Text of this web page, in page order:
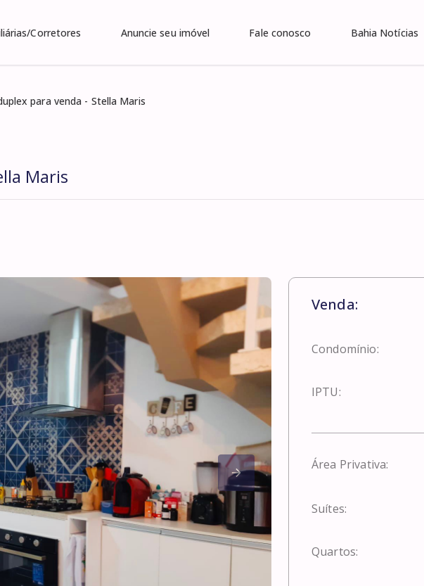
Corretores Anuncie seu imóvel Fale conosco Bahia Notícias
para venda - Stella Maris
Maris
Venda:
Condomínio:
IPTU:
Área Privativa:
Suítes:
Quartos: